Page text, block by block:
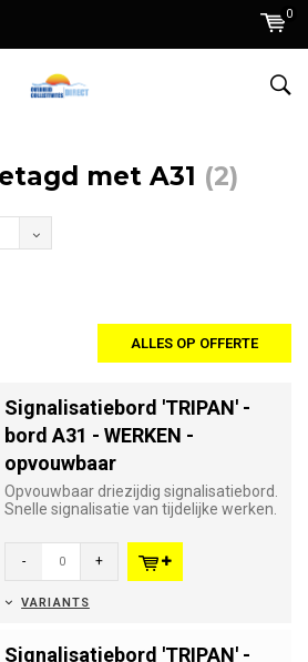
0
met A31 (2)
ALLES OP OFFERTE
Signalisatiebord 'TRIPAN' -
bord A31 - WERKEN -
opvouwbaar
Opvouwbaar driezijdig signalisatiebord.
Snelle signalisatie van tijdelijke werken.
- +
VARIANTS
Signalisatiebord 'TRIPAN' -